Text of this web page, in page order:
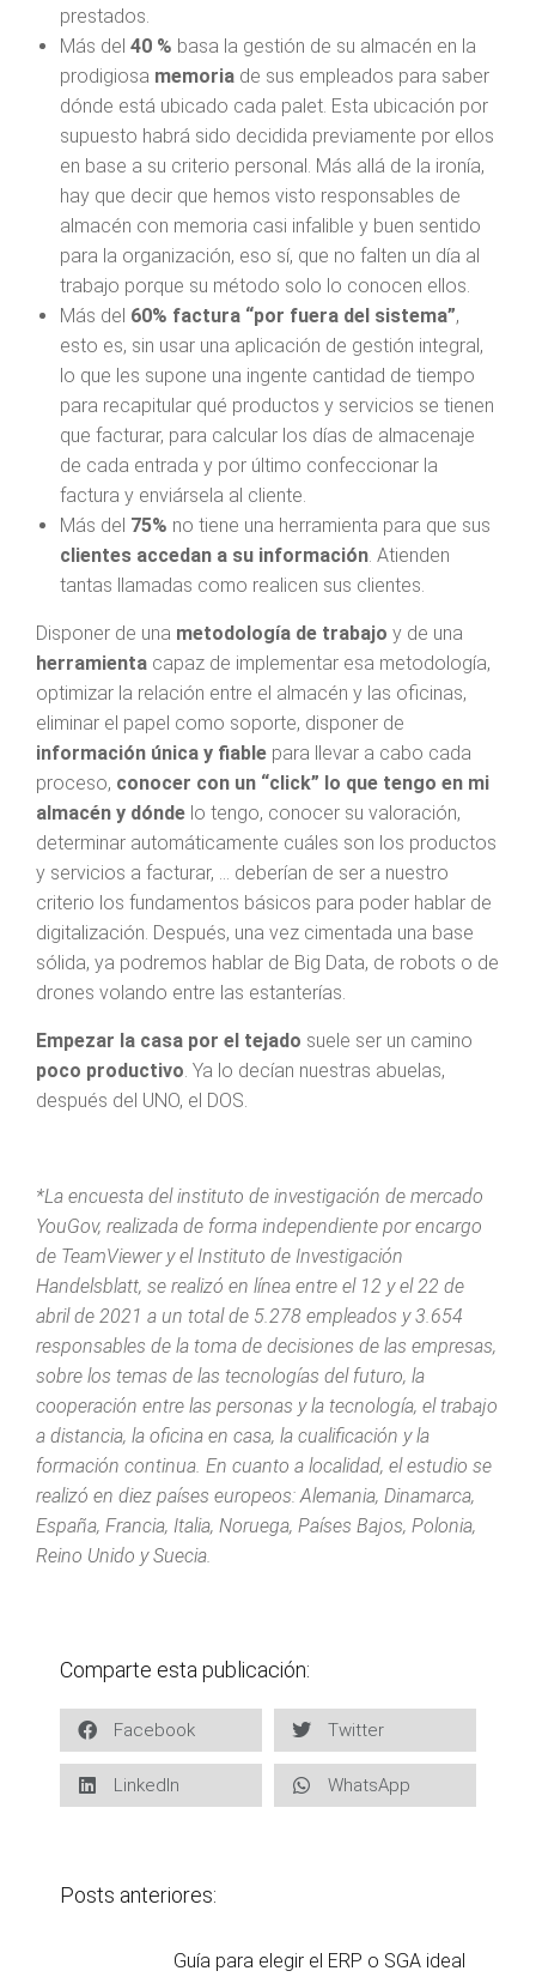
prestados.
Más del 40 % basa la gestión de su almacén en la
prodigiosa memoria de sus empleados para saber
dónde está ubicado cada palet. Esta ubicación por
supuesto habrá sido decidida previamente por ellos
en base a su criterio personal. Más allá de la ironía,
hay que decir que hemos visto responsables de
almacén con memoria casi infalible y buen sentido
para la organización, eso sí, que no falten un día al
trabajo porque su método solo lo conocen ellos.
Más del 60% factura “por fuera del sistema”,
esto es, sin usar una aplicación de gestión integral,
lo que les supone una ingente cantidad de tiempo
para recapitular qué productos y servicios se tienen
que facturar, para calcular los días de almacenaje
de cada entrada y por último confeccionar la
factura y enviársela al cliente.
Más del 75% no tiene una herramienta para que sus
clientes accedan a su información. Atienden
tantas llamadas como realicen sus clientes.
Disponer de una metodología de trabajo y de una
herramienta capaz de implementar esa metodología,
optimizar la relación entre el almacén y las oficinas,
eliminar el papel como soporte, disponer de
información única y fiable para llevar a cabo cada
proceso, conocer con un “click” lo que tengo en mi
almacén y dónde lo tengo, conocer su valoración,
determinar automáticamente cuáles son los productos
y servicios a facturar, … deberían de ser a nuestro
criterio los fundamentos básicos para poder hablar de
digitalización. Después, una vez cimentada una base
sólida, ya podremos hablar de Big Data, de robots o de
drones volando entre las estanterías.
Empezar la casa por el tejado suele ser un camino
poco productivo. Ya lo decían nuestras abuelas,
después del UNO, el DOS.
*La encuesta del instituto de investigación de mercado
YouGov, realizada de forma independiente por encargo
de TeamViewer y el Instituto de Investigación
Handelsblatt, se realizó en línea entre el 12 y el 22 de
abril de 2021 a un total de 5.278 empleados y 3.654
responsables de la toma de decisiones de las empresas,
sobre los temas de las tecnologías del futuro, la
cooperación entre las personas y la tecnología, el trabajo
a distancia, la oficina en casa, la cualificación y la
formación continua. En cuanto a localidad, el estudio se
realizó en diez países europeos: Alemania, Dinamarca,
España, Francia, Italia, Noruega, Países Bajos, Polonia,
Reino Unido y Suecia.
Comparte esta publicación:
Facebook Twitter
LinkedIn WhatsApp
Posts anteriores:
Guía para elegir el ERP o SGA ideal